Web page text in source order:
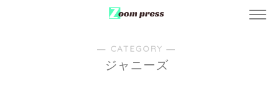
― CATEGORY ―
ジャニーズ